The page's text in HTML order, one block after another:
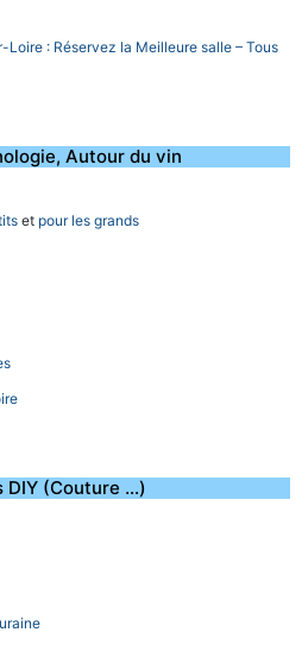
: Réservez la Meilleure salle – Tous
Autour du vin
et pour les grands
DIY (Couture …)